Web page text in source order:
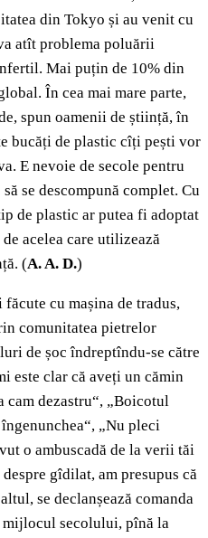
din Tokyo și au venit cu
atît problema poluării
Mai puțin de 10% din
În cea mai mare parte,
spun oamenii de știință, în
bucăți de plastic cîți pești vor
E nevoie de secole pentru
se descompună complet. Cu
de plastic ar putea fi adoptat
acelea care utilizează
(A. A. D.)
cu mașina de tradus,
comunitatea pietrelor
de șoc îndreptîndu-se către
este clar că aveți un cămin
cam dezastru“, „Boicotul
„Nu pleci
o ambuscadă de la verii tăi
gîdilat, am presupus că
se declanșează comanda
mijlocul secolului, pînă la